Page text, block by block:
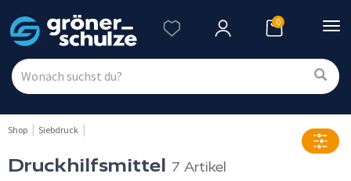
0
Shop Siebdruck
Druckhilfsmittel 7 Artikel